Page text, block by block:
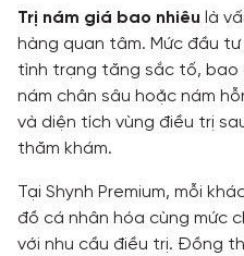
Trị nám giá bao nhiêu là
hàng quan tâm. Mức đầu
tình trạng tăng sắc tố, bao
nám chân sâu hoặc nám
và diện tích vùng điều trị
thăm khám.
Tại Shynh Premium, mỗi
đồ cá nhân hóa cùng mức
với nhu cầu điều trị. Đồng